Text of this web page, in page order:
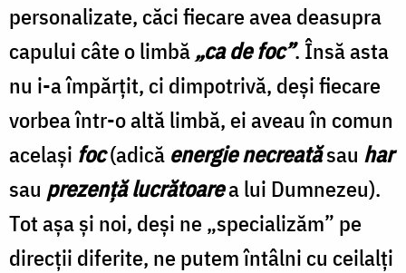
personalizate, căci fiecare avea deasupra
capului câte o limbă„ca de foc”. Însă asta
nu i-a împărţit, ci dimpotrivă, deşi fiecare
vorbea într-o altă limbă, ei aveau în comun
acelaşi foc(adică energie necreatăsau har
sau prezență lucrătoarea lui Dumnezeu).
Tot aşa şi noi, deşi ne „specializăm” pe
direcţii diferite, ne putem întâlni cu ceilalţi